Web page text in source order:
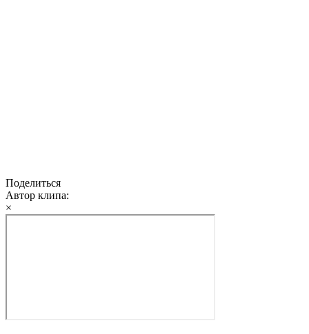
Поделиться
Автор клипа:
×